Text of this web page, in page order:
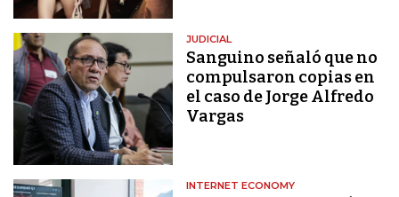
JUDICIAL
Sanguino señaló que no
compulsaron copias en
el caso de Jorge Alfredo
Vargas
INTERNET ECONOMY